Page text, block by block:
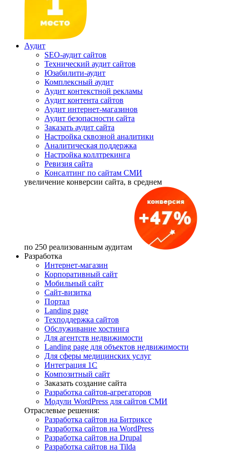
Аудит
SEO-аудит сайтов
Технический аудит сайтов
Юзабилити-аудит
Комплексный аудит
Аудит контекстной рекламы
Аудит контента сайтов
Аудит интернет-магазинов
Аудит безопасности сайта
Заказать аудит сайта
Настройка сквозной аналитики
Аналитическая поддержка
Настройка коллтрекинга
Ревизия сайта
Консалтинг по сайтам СМИ
увеличение конверсии сайта, в среднем
по 250 реализованным аудитам
Разработка
Интернет-магазин
Корпоративный сайт
Мобильный сайт
Сайт-визитка
Портал
Landing page
Техподдержка сайтов
Обслуживание хостинга
Для агентств недвижимости
Landing page для объектов недвижимости
Для сферы медицинских услуг
Интеграция 1С
Композитный сайт
Заказать создание сайта
Разработка сайтов-агрегаторов
Модули WordPress для сайтов СМИ
Отраслевые решения:
Разработка сайтов на Битриксе
Разработка сайтов на WordPress
Разработка сайтов на Drupal
Разработка сайтов на Tilda